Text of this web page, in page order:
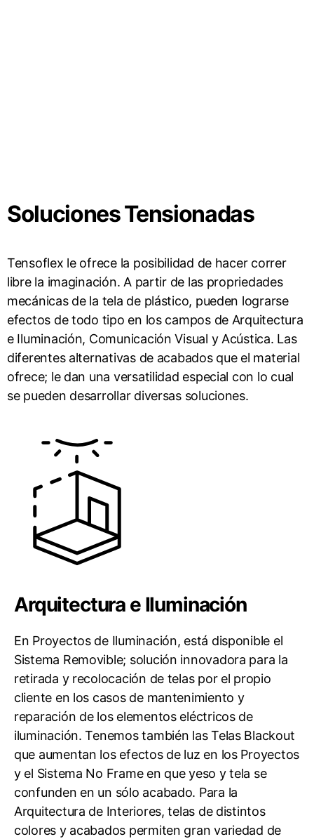
Soluciones Tensionadas
Tensoflex le ofrece la posibilidad de hacer correr
libre la imaginación. A partir de las propriedades
mecánicas de la tela de plástico, pueden lograrse
efectos de todo tipo en los campos de Arquitectura
e Iluminación, Comunicación Visual y Acústica. Las
diferentes alternativas de acabados que el material
ofrece; le dan una versatilidad especial con lo cual
se pueden desarrollar diversas soluciones.
Arquitectura e Iluminación
En Proyectos de Iluminación, está disponible el
Sistema Removible; solución innovadora para la
retirada y recolocación de telas por el propio
cliente en los casos de mantenimiento y
reparación de los elementos eléctricos de
iluminación. Tenemos también las Telas Blackout
que aumentan los efectos de luz en los Proyectos
y el Sistema No Frame en que yeso y tela se
confunden en un sólo acabado. Para la
Arquitectura de Interiores, telas de distintos
colores y acabados permiten gran variedad de